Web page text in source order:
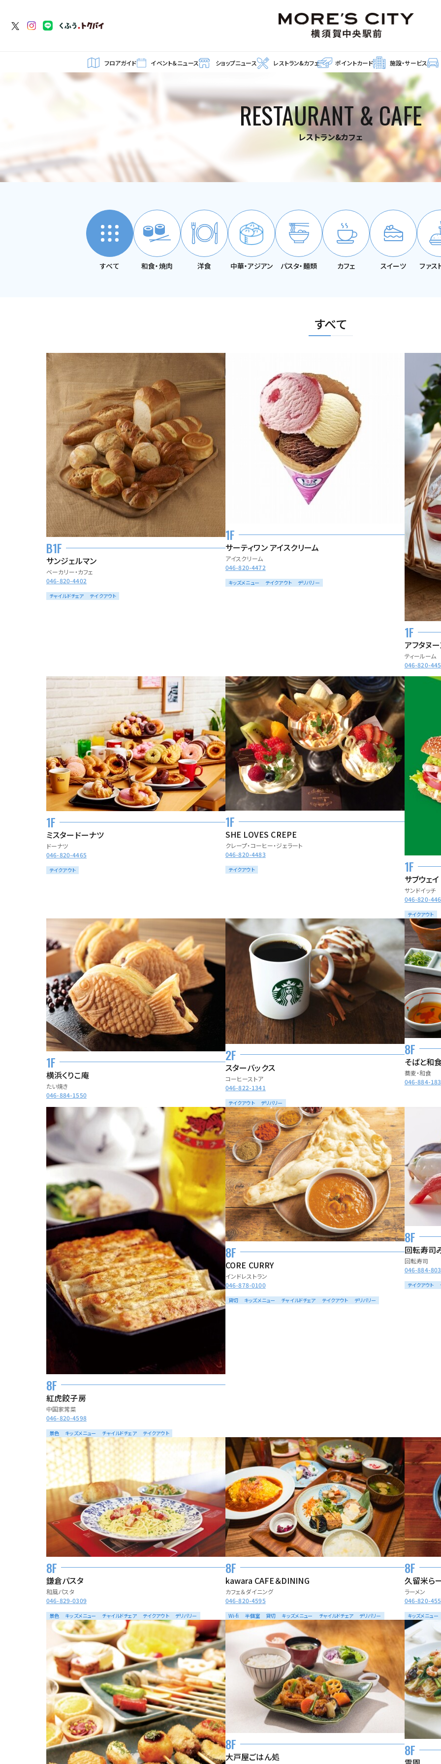
フロアガイド イベント＆ニュース ショップニュース レストラン&カフェ ポイントカード 施設・サービス
RESTAURANT & CAFE
レストラン&カフェ
すべて 和食・焼肉 洋食 中華・アジアン パスタ・麺類 カフェ スイーツ ファス
すべて
B1F
サンジェルマン
ベーカリー・カフェ
046-820-4402
チャイルドチェア テイクアウト
1F
サーティワン アイスクリーム
アイスクリーム
046-820-4472
キッズメニュー テイクアウト デリバリー
1F
アフタヌ
ティールーム
046-820-
1F
ミスタードーナツ
ドーナツ
046-820-4465
テイクアウト
1F
SHE LOVES CREPE
クレープ・コーヒー・ジェラート
046-820-4483
テイクアウト 1F
サブウェイ
サンドイッチ
046-820-
テイクアウト
1F
横浜くりこ庵
たい焼き
046-884-1550
2F
スターバックス
コーヒーストア
046-822-1341
テイクアウト デリバリー
8F
そばと和
蕎麦・和食
046-884-
8F
紅虎餃子房
中国家常菜
046-820-4598
景色 キッズメニュー チャイルドチェア テイクアウト
8F
CORE CURRY
インドレストラン
046-878-0100
貸切 キッズメニュー チャイルドチェア テイクアウト デリバリー
8F
回転寿
回転寿司
046-884-
テイクアウト
8F
鎌倉パスタ
和風パスタ
046-829-0309
景色 キッズメニュー チャイルドチェア テイクアウト デリバリー
8F
kawara CAFE＆DINING
カフェ＆ダイニング
046-820-4595
Wi-fi 半個室 貸切 キッズメニュー チャイルドチェア デリバリー
8F
久留米ら
ラーメン
046-820-
キッズメニュー
8F
大戸屋ごはん処 8F